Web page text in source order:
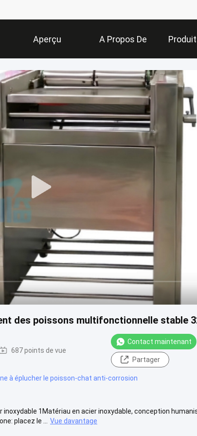
Aperçu A Propos De
Nous
des poissons multifonctionnelle stable
687 points de vue
Contact maintenant
Partager
à éplucher le poisson-chat anti-corrosion
1Matériau en acier inoxydable, conception
placez le ...
Vue davantage